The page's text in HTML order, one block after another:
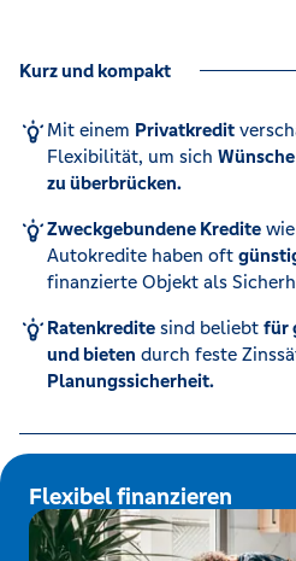
Kurz und kompakt
Mit einem Privatkredit
Flexibilität, um sich
zu überbrücken.
Zweckgebundene Kreditewie
Autokredite haben oft
finanzierte Objekt als
Ratenkreditesind beliebt für
und bieten durch feste
Planungssicherheit.
Flexibel finanzieren